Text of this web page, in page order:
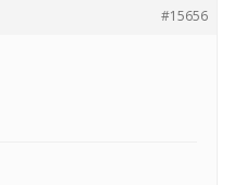
#15656